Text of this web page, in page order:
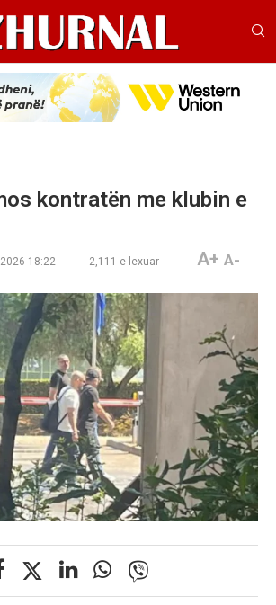
kontratën me klubin e
18:22 2,111 e lexuar A+ A-